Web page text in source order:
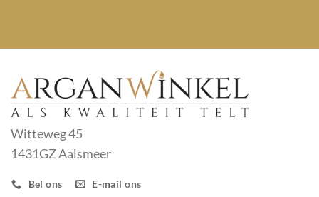
Witteweg 45
1431GZ Aalsmeer
Bel ons E-mail ons